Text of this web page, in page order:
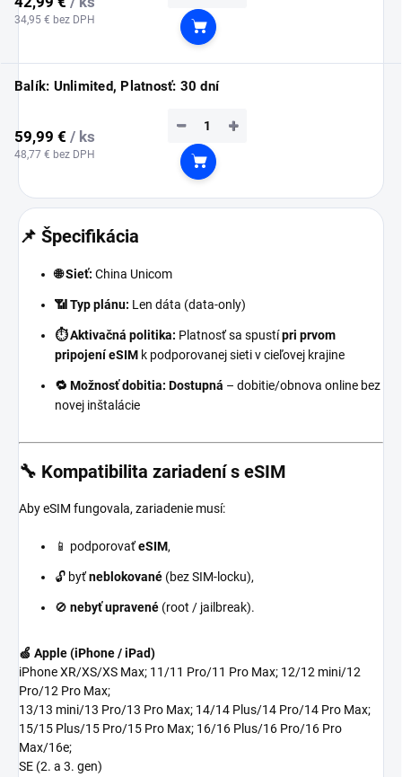
34,95 € bez DPH
Do košíka
Balík: Unlimited, Platnosť: 30 dní
59,99 € / ks
48,77 € bez DPH
+
−
Do košíka
📌 Špecifikácia
🌐 Sieť: China Unicom
📶 Typ plánu: Len dáta (data-only)
⏱️ Aktivačná politika: Platnosť sa spustípri prvom
pripojení eSIM k podporovanej sieti v cieľovej krajine
🔁 Možnosť dobitia: Dostupná – dobitie/obnova online bez
novej inštalácie
🔧 Kompatibilita zariadení s eSIM
Aby eSIM fungovala, zariadenie musí:
📱 podporovaťeSIM,
🔓 byťneblokované (bez SIM-locku),
🚫 nebyť upravené (root / jailbreak).
🍏 Apple (iPhone / iPad)
iPhone XR/XS/XS Max; 11/11 Pro/11 Pro Max; 12/12 mini/12
Pro/12 Pro Max;
13/13 mini/13 Pro/13 Pro Max; 14/14 Plus/14 Pro/14 Pro Max;
15/15 Plus/15 Pro/15 Pro Max; 16/16 Plus/16 Pro/16 Pro
Max/16e;
SE (2. a 3. gen)